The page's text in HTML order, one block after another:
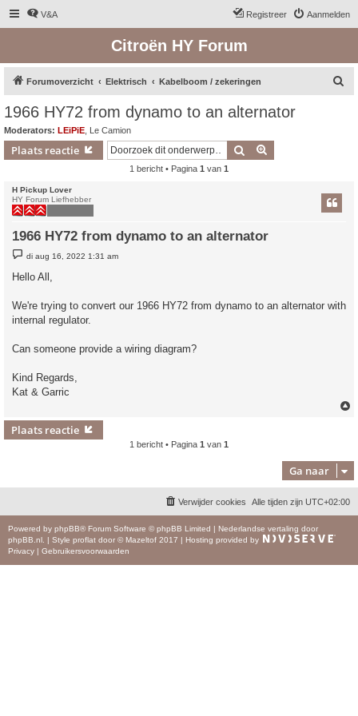
V&A Aanmelden
Registreer
Citroën HY Forum
Forumoverzicht Elektrisch Kabelboom / zekeringen
1966 HY72 from dynamo to an alternator
Moderators: LEiPiE Le Camion
Plaats reactie Zoek
1 bericht • Pagina 1 van 1
H Pickup Lover
HY Forum Liefhebber
1966 HY72 from dynamo to an alternator
e
r
i
h
t
di aug 16, 2022 1:31 am
Hello All,
We're trying to convert our 1966 HY72 from dynamo to an alternator with
internal regulator.
Can someone provide a wiring diagram?
Kind Regards,
Kat & Garric
g
Plaats reactie
1 bericht • Pagina 1 van 1
Ga naar
Alle tijden zijn UTC+02:00
Verwijder cookies
Powered by phpBB® Forum Software © phpBB Limited | Nederlandse vertaling door
phpBB.nl
| Style proflat door © Mazeltof 2017 | Hosting provided by
Privacy | Gebruikersvoorwaarden